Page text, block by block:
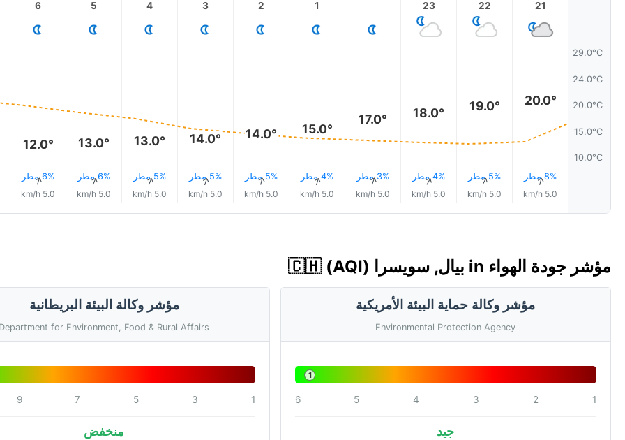
29.0°C
24.0°C
20.0°C
15.0°C
10.0°C
21
20.0°
8% مطر↑
5.0 km/h
22
19.0°
5% مطر↑
5.0 km/h
23
18.0°
4% مطر↑
5.0 km/h
17.0°
3% مطر↑
5.0 km/h
1
15.0°
4% مطر↑
5.0 km/h
2
14.0°
5% مطر↑
5.0 km/h
3
14.0°
5% مطر↑
5.0 km/h
4
13.0°
5% مطر↑
5.0 km/h
5
13.0°
6% مطر↑
5.0 km/h
6
12.0°
6% مطر↑
5.0 km/h
مؤشر جودة الهواء in بيال, سويسرا 🇨🇭 (AQI)
مؤشر وكالة حماية البيئة الأمريكية
Environmental Protection Agency
1
1
2
3
4
5
6
جيد
مؤشر وكالة البيئة البريطانية
Department for Environment, Food & Rural Affairs
1
3
5
7
9
منخفض